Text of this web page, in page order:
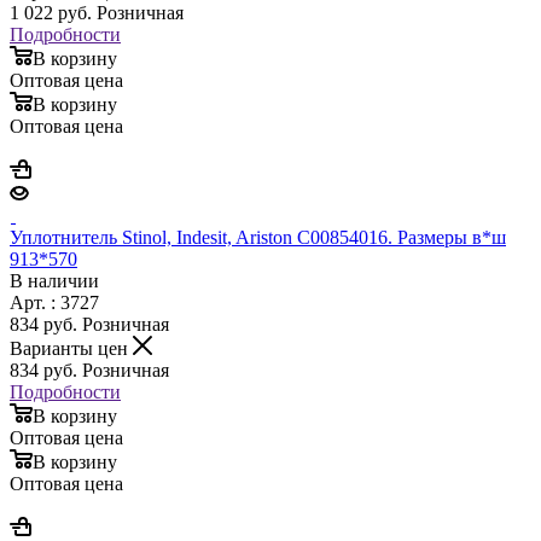
1 022 руб. Розничная
Подробности
В корзину
Оптовая цена
В корзину
Оптовая цена
Уплотнитель Stinol, Indesit, Ariston C00854016. Размеры в*ш
913*570
В наличии
Арт. : 3727
834 руб. Розничная
Варианты цен
834 руб. Розничная
Подробности
В корзину
Оптовая цена
В корзину
Оптовая цена